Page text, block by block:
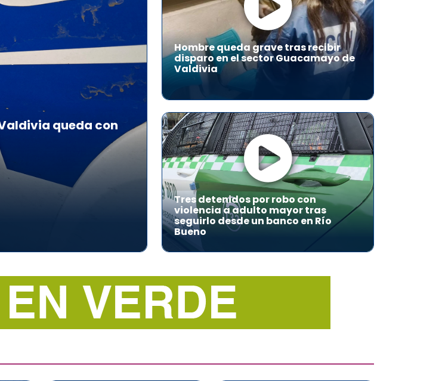
queda con
Hombre queda grave tras recibir
disparo en el sector Guacamayo de
Valdivia
Tres detenidos por robo con
violencia a adulto mayor tras
seguirlo desde un banco en Río
Bueno